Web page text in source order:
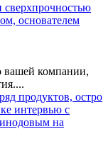
основателем
вашей компании,